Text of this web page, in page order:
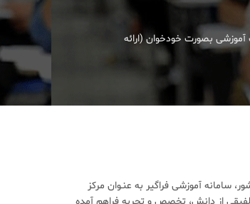
آموزشی بصورت خودخوان (ارائه
آموزشی فراگیر به عنـوان مرکز